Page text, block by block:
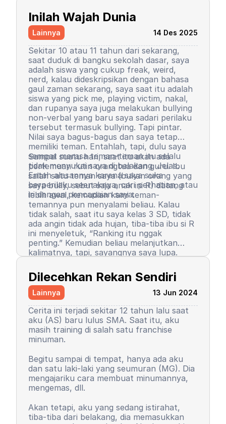
Inilah Wajah Dunia
Lainnya 14 Des 2025
Sekitar 10 atau 11 tahun dari sekarang,
saat duduk di bangku sekolah dasar, saya
adalah siswa yang cukup freak, weird,
nerd, kalau dideskripsikan dengan bahasa
gaul zaman sekarang, saya saat itu adalah
siswa yang pick me, playing victim, nakal,
dan rupanya saya juga melakukan bullying
non-verbal yang baru saya sadari perilaku
tersebut termasuk bullying. Tapi pintar.
Nilai saya bagus-bagus dan saya tetap
memiliki teman. Entahlah, tapi, dulu saya
sempat merasa teman-teman itu selalu
tidak menyukai saya di belakang. Jelas.
Entah alasannya karena saya suka
berperilaku seenaknya, cari perhatian, atau
iri dengan pencapaian saya.
Sampai suatu hari, saat itu akan ada
pertemuan rutin orangtua dan guru. Ibu
salah satu teman saya (bukan orang yang
saya bully, sebut saja anak ini R) datang
lebih awal, kemudian kami teman-
temannya pun menyalami beliau. Kalau
tidak salah, saat itu saya kelas 3 SD, tidak
ada angin tidak ada hujan, tiba-tiba ibu si R
ini menyeletuk, “Ranking itu nggak
penting.” Kemudian beliau melanjutkan
kalimatnya, tapi, sayangnya saya lupa.
ada petir menyambar saya. Entah kenapa,
sampai saat ini pun saya tidak tahu
alasannya, yang pasti rasanya tidak
nyaman.
peraih ranking 1. Ranking saya turun, tapi
masih 3 besar. Begitu pula rasa percaya diri
saya. Saya mulai menutup diri, takut salah,
seringkali berasumsi negatif atas perilaku
teman-teman saya. Seorang teman lelaki
sempat mengucapkan sebuah kalimat yang
sampai sekarang bahkan hingga ajal
menjemput terpatri di ingatan saya. Saya
tersebut tidak pantas dan saya baru
paham saat di asrama. Dia bilang, “Wuuu!
Kamu tuh nggak punya harga diri!”
Bayangkan, siswa sekolah dasar zaman itu
kepada siapa pun, kami setelahnya juga
tetap berteman, tetap menjadi duo rival
Kemudian orangtua saya memutuskan
untuk menyekolahkan saya di asrama.
Saya memutuskan untuk mengubah
mengerti dan paham arti bullying. Saya
baru sadar, ternyata dulu saya orang yang
Dilecehkan Rekan Sendiri
Lainnya 13 Jun 2024
Cerita ini terjadi sekitar 12 tahun lalu saat
aku (AS) baru lulus SMA. Saat itu, aku
masih training di salah satu franchise
minuman.
Begitu sampai di tempat, hanya ada aku
dan satu laki-laki yang seumuran (MG). Dia
mengajariku cara membuat minumannya,
mengemas, dll.
Akan tetapi, aku yang sedang istirahat,
tiba-tiba dari belakang, dia memasukkan